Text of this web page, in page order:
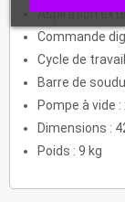
Aspiration
Commande
Cycle de
Barre de
Pompe à vide
Dimensions :
Poids : 9 kg